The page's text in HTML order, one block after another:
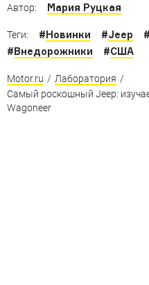
Автор: Мария Руцкая
Теги: #Новинки #Jeep #
#Внедорожники #США
Motor.ru / Лаборатория /
Самый роскошный Jeep:
Wagoneer